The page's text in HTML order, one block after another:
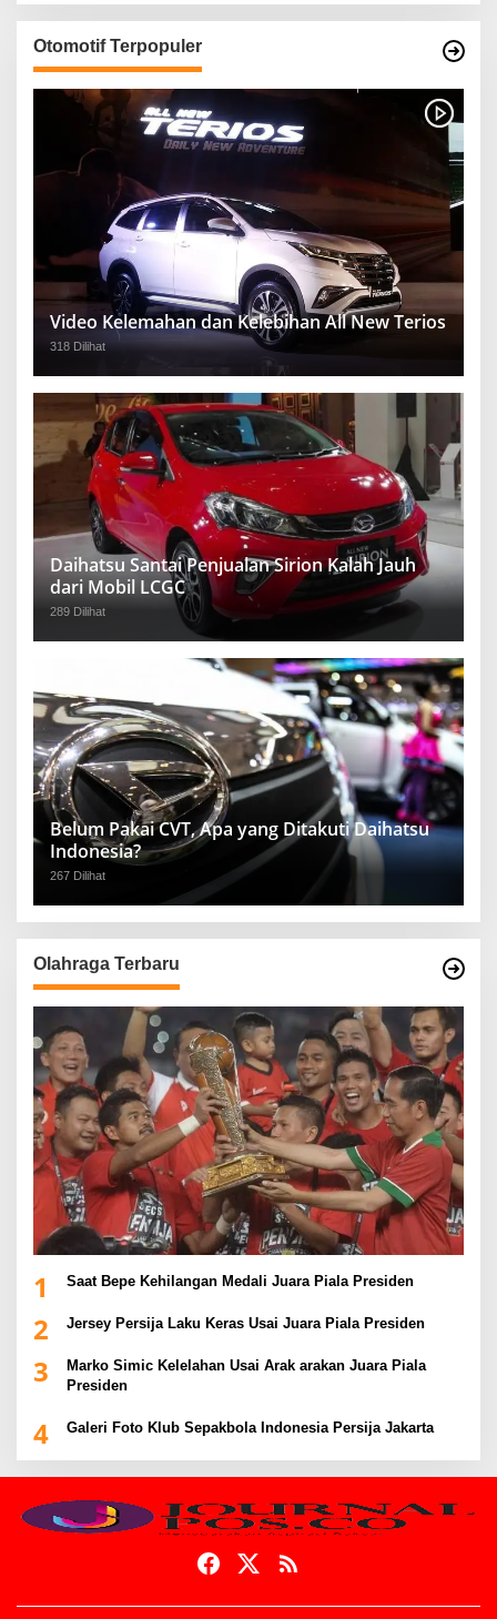
Otomotif Terpopuler
Video Kelemahan dan Kelebihan All New Terios
318 Dilihat
Daihatsu Santai Penjualan Sirion Kalah Jauh
dari Mobil LCGC
289 Dilihat
Belum Pakai CVT, Apa yang Ditakuti Daihatsu
Indonesia?
267 Dilihat
Olahraga Terbaru
1 Saat Bepe Kehilangan Medali Juara Piala Presiden
2 Jersey Persija Laku Keras Usai Juara Piala Presiden
3
Marko Simic Kelelahan Usai Arak arakan Juara Piala
Presiden
4 Galeri Foto Klub Sepakbola Indonesia Persija Jakarta